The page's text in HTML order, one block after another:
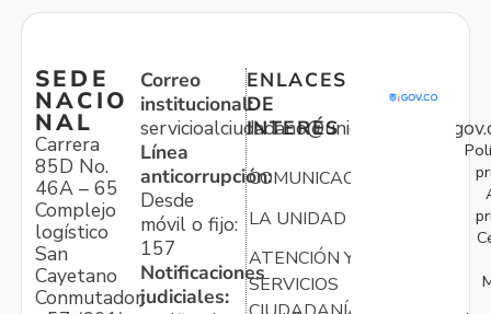
SEDE
NACIO
NAL
Carrera
85D No.
46A – 65
Complejo
logístico
San
Cayetano
Conmutador:
Correo
institucional:
Línea
anticorrupción:
Desde
móvil o fijo:
157
Notificaciones
judiciales:
ENLACES
DE
INTERÉS
COMUNICACIONES
LA UNIDAD
ATENCIÓN Y
SERVICIOS